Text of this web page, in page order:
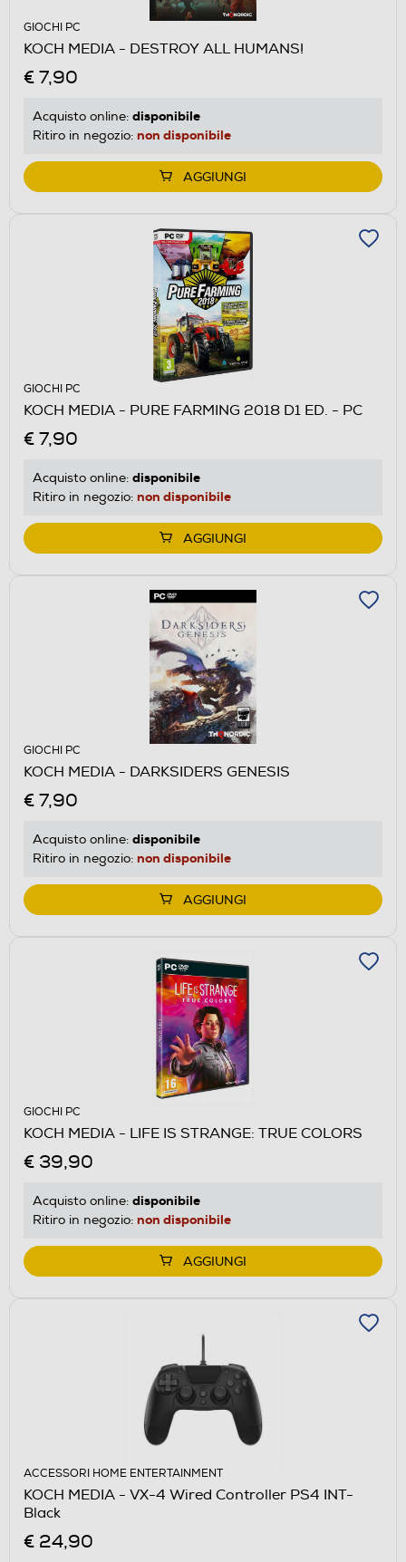
GIOCHI PC
KOCH MEDIA - DESTROY ALL HUMANS!
€ 7,90
Acquisto online: disponibile
Ritiro in negozio: non disponibile
AGGIUNGI
GIOCHI PC
KOCH MEDIA - PURE FARMING 2018 D1 ED. - PC
€ 7,90
Acquisto online: disponibile
Ritiro in negozio: non disponibile
AGGIUNGI
GIOCHI PC
KOCH MEDIA - DARKSIDERS GENESIS
€ 7,90
Acquisto online: disponibile
Ritiro in negozio: non disponibile
AGGIUNGI
GIOCHI PC
KOCH MEDIA - LIFE IS STRANGE: TRUE COLORS
€ 39,90
Acquisto online: disponibile
Ritiro in negozio: non disponibile
AGGIUNGI
ACCESSORI HOME ENTERTAINMENT
KOCH MEDIA - VX-4 Wired Controller PS4 INT-
Black
€ 24,90